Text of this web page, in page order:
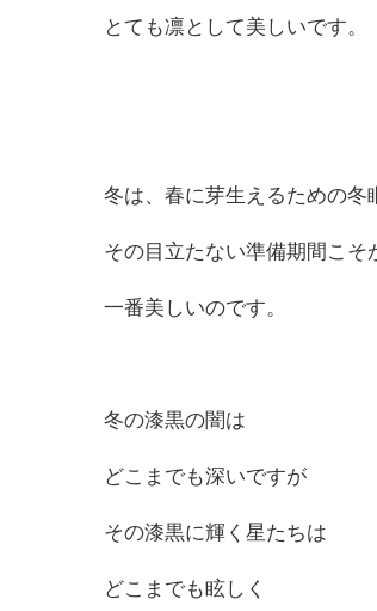
とても凛として美しいです。
冬は、春に芽生えるための冬
その目立たない準備期間こそ
一番美しいのです。
冬の漆黒の闇は
どこまでも深いですが
その漆黒に輝く星たちは
どこまでも眩しく